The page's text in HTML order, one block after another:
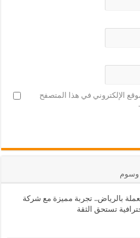
الإلكتروني في هذا المتصفح
وسوم
بالرياض.. تجربة مميزة مع شركة
تستحق الثقة